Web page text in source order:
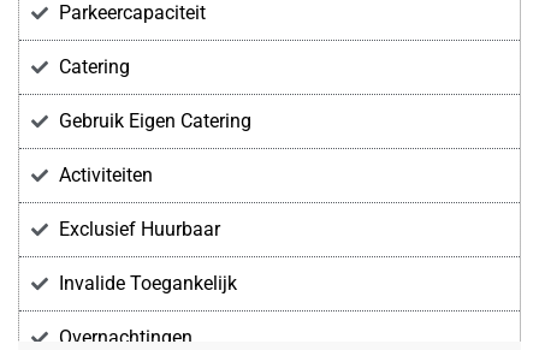
Parkeercapaciteit
Catering
Gebruik Eigen Catering
Activiteiten
Exclusief Huurbaar
Invalide Toegankelijk
Overnachtingen